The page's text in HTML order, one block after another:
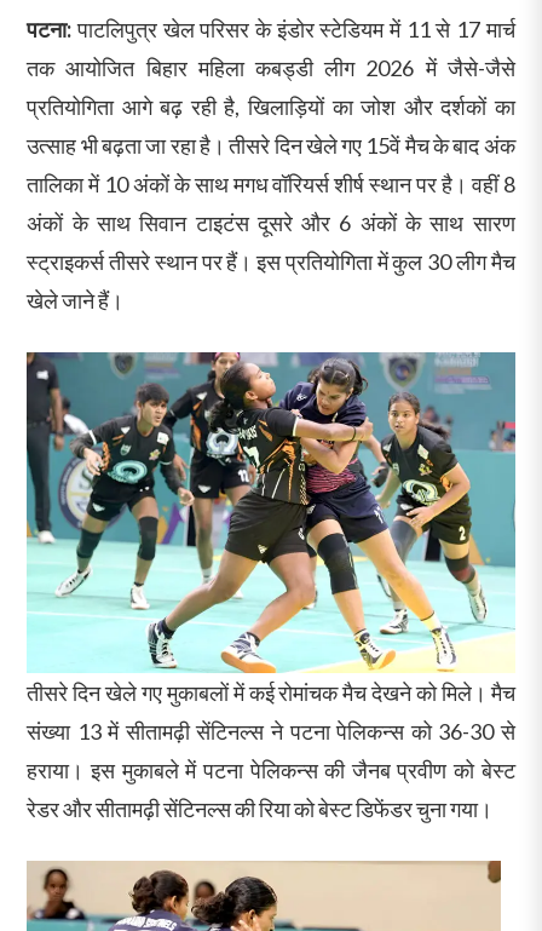
पटना:पाटलिपुत्र खेल परिसर के इंडोर स्टेडियम में 11 से 17 मार्च
तक आयोजित बिहार महिला कबड्डी लीग 2026 में जैसे-जैसे
प्रतियोगिता आगे बढ़ रही है, खिलाड़ियों का जोश और दर्शकों का
उत्साह भी बढ़ता जा रहा है। तीसरे दिन खेले गए 15वें मैच के बाद अंक
तालिका में 10 अंकों के साथ मगध वॉरियर्स शीर्ष स्थान पर है। वहीं 8
अंकों के साथ सिवान टाइटंस दूसरे और 6 अंकों के साथ सारण
स्ट्राइकर्स तीसरे स्थान पर हैं। इस प्रतियोगिता में कुल 30 लीग मैच
खेले जाने हैं।
तीसरे दिन खेले गए मुकाबलों में कई रोमांचक मैच देखने को मिले। मैच
संख्या 13 में सीतामढ़ी सेंटिनल्स ने पटना पेलिकन्स को 36-30 से
हराया। इस मुकाबले में पटना पेलिकन्स की जैनब प्रवीण को बेस्ट
रेडर और सीतामढ़ी सेंटिनल्स की रिया को बेस्ट डिफेंडर चुना गया।